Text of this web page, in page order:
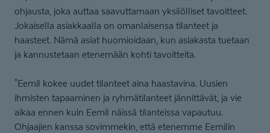
ohjausta, joka auttaa saavuttamaan yksilölliset tavoitteet.
Jokaisella asiakkaalla on omanlaisensa tilanteet ja
haasteet. Nämä asiat huomioidaan, kun asiakasta tuetaan
ja kannustetaan etenemään kohti tavoitteita.
"Eemil kokee uudet tilanteet aina haastavina. Uusien
ihmisten tapaaminen ja ryhmätilanteet jännittävät, ja vie
aikaa ennen kuin Eemil näissä tilanteissa vapautuu.
Ohjaajien kanssa sovimmekin, että etenemme Eemilin